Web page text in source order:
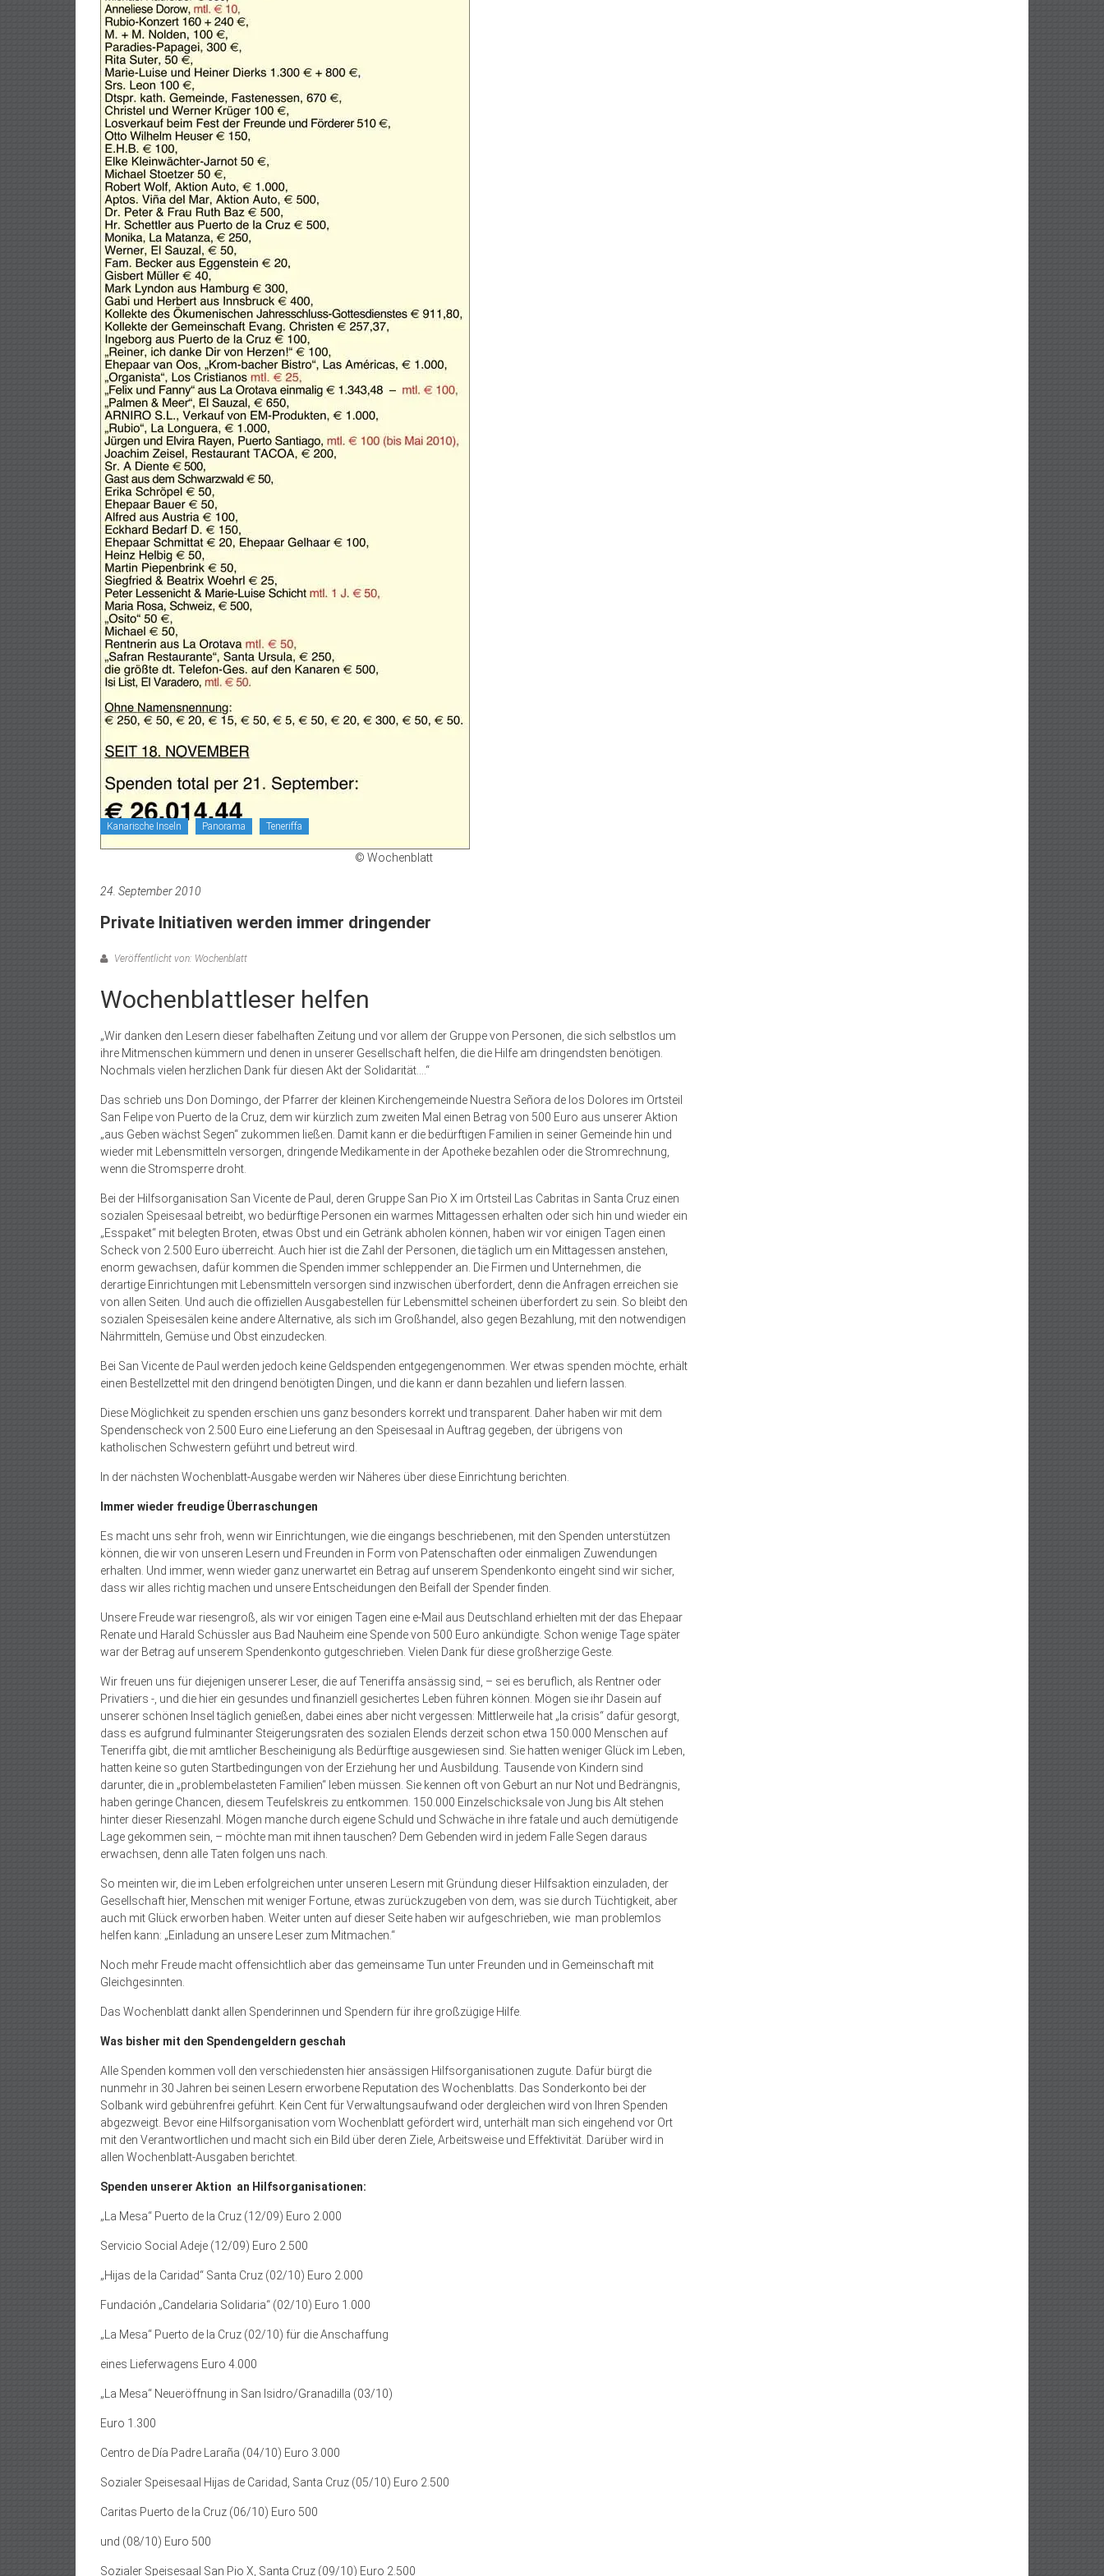
Kanarische Inseln Panorama Teneriffa
© Wochenblatt
24. September 2010
Private Initiativen werden immer dringender
Veröffentlicht von: Wochenblatt
Wochenblattleser helfen
„Wir danken den Lesern dieser fabelhaften Zeitung und vor allem der Gruppe von Personen, die sich selbstlos um
ihre Mitmenschen kümmern und denen in unserer Gesellschaft helfen, die die Hilfe am dringendsten benötigen.
Nochmals vielen herzlichen Dank für diesen Akt der Solidarität….“
Das schrieb uns Don Domingo, der Pfarrer der kleinen Kirchengemeinde Nuestra Señora de los Dolores im Ortsteil
San Felipe von Puerto de la Cruz, dem wir kürzlich zum zweiten Mal einen Betrag von 500 Euro aus unserer Aktion
„aus Geben wächst Segen“ zukommen ließen. Damit kann er die bedürftigen Familien in seiner Gemeinde hin und
wieder mit Lebensmitteln versorgen, dringende Medikamente in der Apotheke bezahlen oder die Stromrechnung,
wenn die Stromsperre droht.
Bei der Hilfsorganisation San Vicente de Paul, deren Gruppe San Pio X im Ortsteil Las Cabritas in Santa Cruz einen
sozialen Speisesaal betreibt, wo bedürftige Personen ein warmes Mittagessen erhalten oder sich hin und wieder ein
„Esspaket“ mit belegten Broten, etwas Obst und ein Getränk abholen können, haben wir vor einigen Tagen einen
Scheck von 2.500 Euro überreicht. Auch hier ist die Zahl der Personen, die täglich um ein Mittagessen anstehen,
enorm gewachsen, dafür kommen die Spenden immer schleppender an. Die Firmen und Unternehmen, die
derartige Einrichtungen mit Lebensmitteln versorgen sind inzwischen überfordert, denn die Anfragen erreichen sie
von allen Seiten. Und auch die offiziellen Ausgabestellen für Lebensmittel scheinen überfordert zu sein. So bleibt den
sozialen Speisesälen keine andere Alternative, als sich im Großhandel, also gegen Bezahlung, mit den notwendigen
Nährmitteln, Gemüse und Obst einzudecken.
Bei San Vicente de Paul werden jedoch keine Geldspenden entgegengenommen. Wer etwas spenden möchte, erhält
einen Bestellzettel mit den dringend benötigten Dingen, und die kann er dann bezahlen und liefern lassen.
Diese Möglichkeit zu spenden erschien uns ganz besonders korrekt und transparent. Daher haben wir mit dem
Spendenscheck von 2.500 Euro eine Lieferung an den Speisesaal in Auftrag gegeben, der übrigens von
katholischen Schwestern geführt und betreut wird.
In der nächsten Wochenblatt-Ausgabe werden wir Näheres über diese Einrichtung berichten.
Immer wieder freudige Überraschungen
Es macht uns sehr froh, wenn wir Einrichtungen, wie die eingangs beschriebenen, mit den Spenden unterstützen
können, die wir von unseren Lesern und Freunden in Form von Patenschaften oder einmaligen Zuwendungen
erhalten. Und immer, wenn wieder ganz unerwartet ein Betrag auf unserem Spendenkonto eingeht sind wir sicher,
dass wir alles richtig machen und unsere Entscheidungen den Beifall der Spender finden.
Unsere Freude war riesengroß, als wir vor einigen Tagen eine e-Mail aus Deutschland erhielten mit der das Ehepaar
Renate und Harald Schüssler aus Bad Nauheim eine Spende von 500 Euro ankündigte. Schon wenige Tage später
war der Betrag auf unserem Spendenkonto gutgeschrieben. Vielen Dank für diese großherzige Geste.
Wir freuen uns für diejenigen unserer Leser, die auf Teneriffa ansässig sind, – sei es beruflich, als Rentner oder
Privatiers -, und die hier ein gesundes und finanziell gesichertes Leben führen können. Mögen sie ihr Dasein auf
unserer schönen Insel täglich genießen, dabei eines aber nicht vergessen: Mittlerweile hat „la crisis“ dafür gesorgt,
dass es aufgrund fulminanter Steigerungsraten des sozialen Elends derzeit schon etwa 150.000 Menschen auf
Teneriffa gibt, die mit amtlicher Bescheinigung als Bedürftige ausgewiesen sind. Sie hatten weniger Glück im Leben,
hatten keine so guten Startbedingungen von der Erziehung her und Ausbildung. Tausende von Kindern sind
darunter, die in „problembelasteten Familien“ leben müssen. Sie kennen oft von Ge­­burt an nur Not und Bedrängnis,
haben geringe Chancen, diesem Teufelskreis zu entkommen. 150.000 Einzelschicksale von Jung bis Alt stehen
hinter dieser Riesenzahl. Mögen manche durch eigene Schuld und Schwäche in ihre fatale und auch demütigende
Lage gekommen sein, – möchte man mit ihnen tauschen? Dem Gebenden wird in jedem Falle Segen daraus
erwachsen, denn alle Taten folgen uns nach.
So meinten wir, die im Leben erfolgreichen unter unseren Lesern mit Gründung dieser Hilfsaktion einzuladen, der
Gesellschaft hier, Menschen mit weniger Fortune, etwas zurückzugeben von dem, was sie durch Tüchtigkeit, aber
auch mit Glück erworben haben. Weiter unten auf dieser Seite haben wir aufgeschrieben, wie man problemlos
helfen kann: „Einladung an unsere Leser zum Mitmachen.“
Noch mehr Freude macht offensichtlich aber das gemeinsame Tun unter Freunden und in Gemeinschaft mit
Gleichgesinnten.
Das Wochenblatt dankt allen Spenderinnen und Spendern für ihre großzügige Hilfe.
Was bisher mit den Spendengeldern geschah
Alle Spenden kommen voll den verschiedensten hier ansässigen Hilfsorganisationen zugute. Dafür bürgt die
nunmehr in 30 Jahren bei seinen Lesern erworbene Reputation des Wochenblatts. Das Sonderkonto bei der
Solbank wird gebührenfrei geführt. Kein Cent für Verwaltungsaufwand oder dergleichen wird von Ihren Spenden
abgezweigt. Bevor eine Hilfsorganisation vom Wochenblatt gefördert wird, unterhält man sich eingehend vor Ort
mit den Verantwortlichen und macht sich ein Bild über deren Ziele, Arbeitsweise und Effektivität. Darüber wird in
allen Wochenblatt-Ausgaben berichtet.
Spenden unserer Aktion an Hilfsorganisationen:
„La Mesa“ Puerto de la Cruz (12/09) Euro 2.000
Servicio Social Adeje (12/09) Euro 2.500
„Hijas de la Caridad“ Santa Cruz (02/10) Euro 2.000
Fundación „Candelaria Solidaria“ (02/10) Euro 1.000
„La Mesa“ Puerto de la Cruz (02/10) für die Anschaffung
eines Lieferwagens Euro 4.000
„La Mesa“ Neueröffnung in San Isidro/Granadilla (03/10)
Euro 1.300
Centro de Día Padre Laraña (04/10) Euro 3.000
Sozialer Speisesaal Hijas de Caridad, Santa Cruz (05/10) Euro 2.500
Caritas Puerto de la Cruz (06/10) Euro 500
und (08/10) Euro 500
Sozialer Speisesaal San Pio X, Santa Cruz (09/10) Euro 2.500